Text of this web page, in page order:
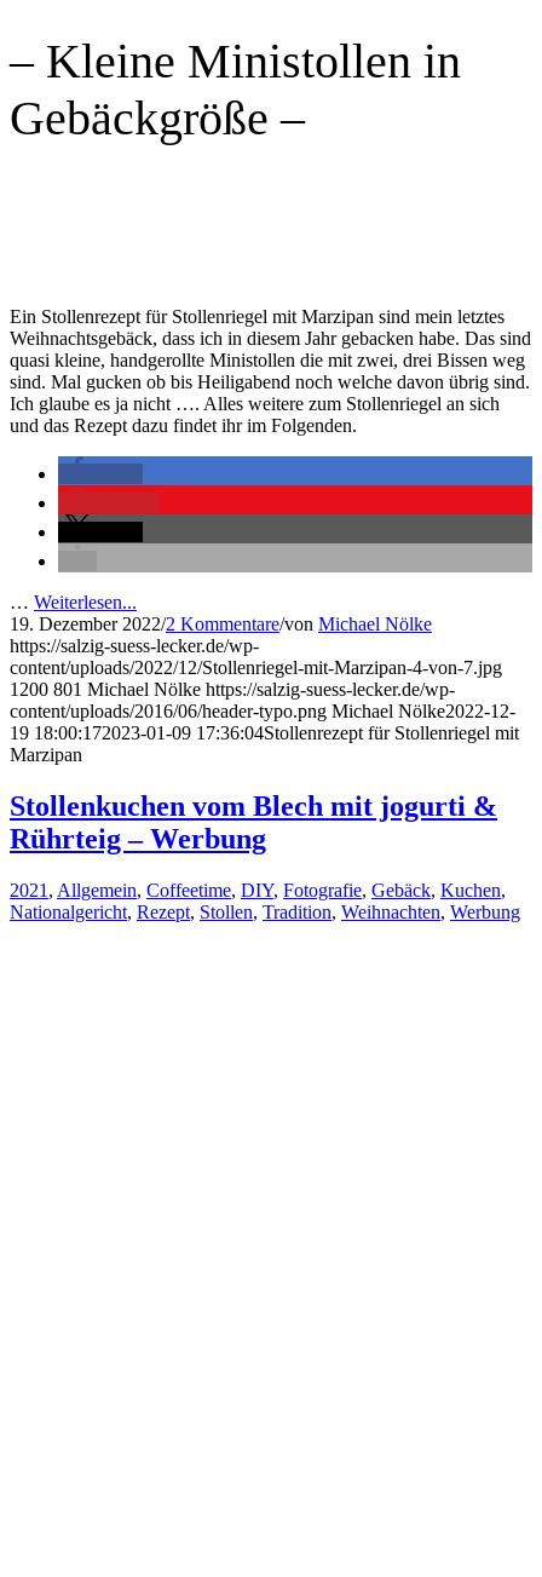
– Kleine Ministollen in
Gebäckgröße –
Ein Stollenrezept für Stollenriegel mit Marzipan sind mein letztes
Weihnachtsgebäck, dass ich in diesem Jahr gebacken habe. Das sind
quasi kleine, handgerollte Ministollen die mit zwei, drei Bissen weg
sind. Mal gucken ob bis Heiligabend noch welche davon übrig sind.
Ich glaube es ja nicht …. Alles weitere zum Stollenriegel an sich
und das Rezept dazu findet ihr im Folgenden.
… Weiterlesen...
19. Dezember 2022/2 Kommentare/von Michael Nölke
https://salzig-suess-lecker.de/wp-
content/uploads/2022/12/Stollenriegel-mit-Marzipan-4-von-7.jpg
1200 801 Michael Nölke https://salzig-suess-lecker.de/wp-
content/uploads/2016/06/header-typo.png Michael Nölke2022-12-
19 18:00:172023-01-09 17:36:04Stollenrezept für Stollenriegel mit
Marzipan
Stollenkuchen vom Blech mit jogurti &
Rührteig – Werbung
2021 , Allgemein, Coffeetime, DIY, Fotografie, Gebäck, Kuchen,
Nationalgericht, Rezept, Stollen, Tradition, Weihnachten, Werbung